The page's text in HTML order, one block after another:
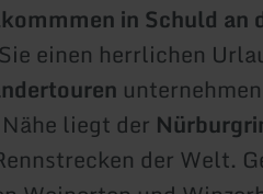
in Schuld an
einen herrlichen
liegt der
der Welt.